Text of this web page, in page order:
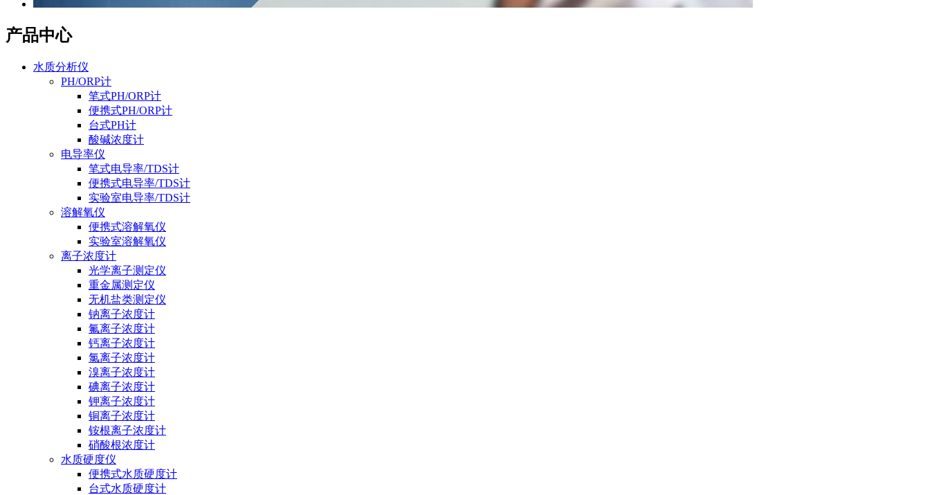
产品中心
水质分析仪
PH/ORP计
笔式PH/ORP计
便携式PH/ORP计
台式PH计
酸碱浓度计
电导率仪
笔式电导率/TDS计
便携式电导率/TDS计
实验室电导率/TDS计
溶解氧仪
便携式溶解氧仪
实验室溶解氧仪
离子浓度计
光学离子测定仪
重金属测定仪
无机盐类测定仪
钠离子浓度计
氟离子浓度计
钙离子浓度计
氯离子浓度计
溴离子浓度计
碘离子浓度计
钾离子浓度计
铜离子浓度计
铵根离子浓度计
硝酸根浓度计
水质硬度仪
便携式水质硬度计
台式水质硬度计